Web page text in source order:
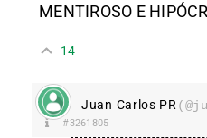
MENTIROSO E
14
Juan Carlos PR
#3261805